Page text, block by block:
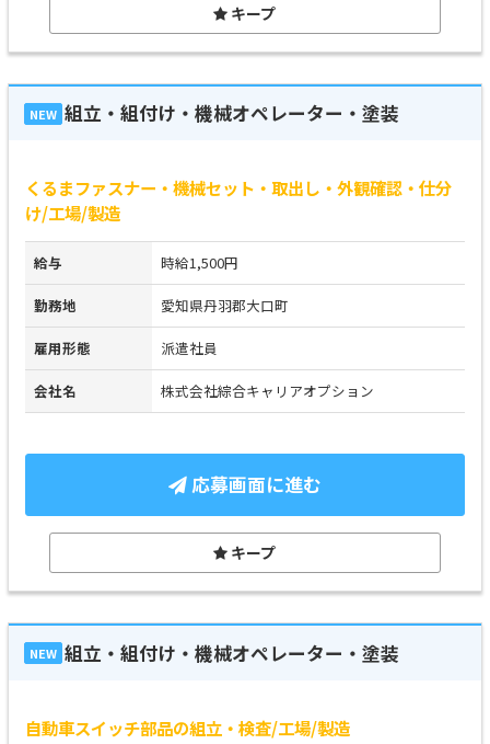
キープ
NEW 組立・組付け・機械オペレーター・塗装
くるまファスナー・機械セット・取出し・外観確認・仕分
け/工場/製造
給与 時給1,500円
勤務地 愛知県丹羽郡大口町
雇用形態 派遣社員
会社名 株式会社綜合キャリアオプション
応募画面に進む
キープ
NEW 組立・組付け・機械オペレーター・塗装
自動車スイッチ部品の組立・検査/工場/製造